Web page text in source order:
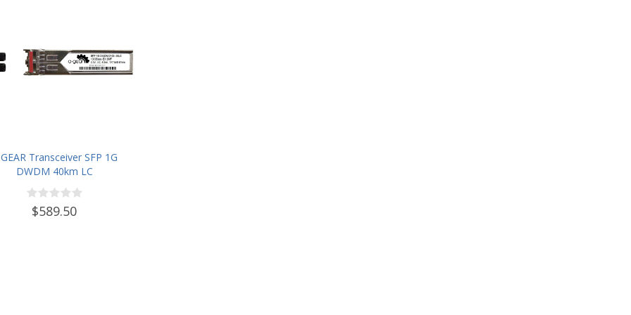
Transceiver SFP 1G
DWDM 40km LC
$589.50